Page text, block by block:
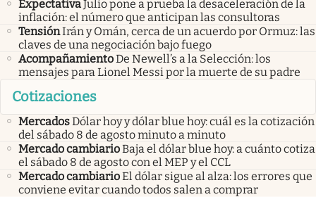
ExpectativaJulio pone a prueba la desaceleración de la
inflación: el número que anticipan las consultoras
TensiónIrán y Omán, cerca de un acuerdo por Ormuz: las
claves de una negociación bajo fuego
AcompañamientoDe Newell’s a la Selección: los
mensajes para Lionel Messi por la muerte de su padre
Cotizaciones
MercadosDólar hoy y dólar blue hoy: cuál es la cotización
del sábado 8 de agosto minuto a minuto
Mercado cambiarioBaja el dólar blue hoy: a cuánto cotiza
el sábado 8 de agosto con el MEP y el CCL
Mercado cambiarioEl dólar sigue al alza: los errores que
conviene evitar cuando todos salen a comprar